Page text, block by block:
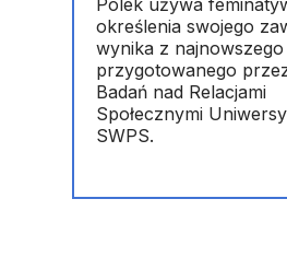
Polek używa
określenia swojego
wynika z
przygotowanego
Badań nad Relacjami
Społecznymi
SWPS.